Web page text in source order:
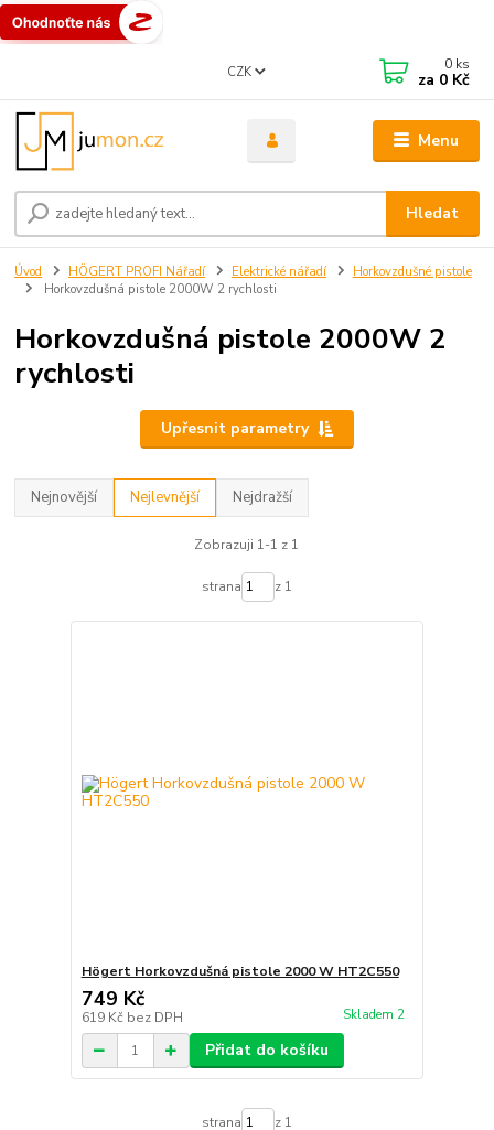
Menu
CZK
Hledat
0 ks
za 0 Kč
Úvod HÖGERT PROFI Nářadí Elektrické nářadí
Horkovzdušné pistole
Horkovzdušná pistole 2000W 2 rychlosti
Horkovzdušná pistole 2000W 2
rychlosti
Upřesnit parametry
Nejnovější Nejlevnější Nejdražší
Zobrazuji 1-1 z 1
strana z 1
Högert Horkovzdušná pistole 2000 W HT2C550
749 Kč
619 Kč bez DPH Skladem 2
Přidat do košíku
strana z 1